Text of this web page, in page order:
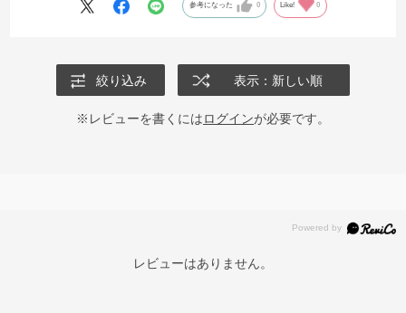
参考になった 0 Like! 0
絞り込み 表示：新しい順
※レビューを書くにはログインが必要です。
レビューはありません。